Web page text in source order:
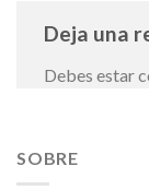
Deja una
Debes estar
SOBRE